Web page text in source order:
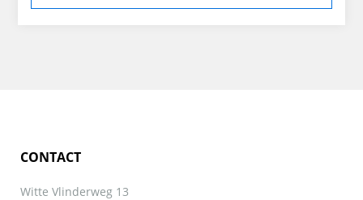
CONTACT
Witte Vlinderweg 13